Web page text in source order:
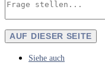
AUF DIESER SEITE
Siehe auch